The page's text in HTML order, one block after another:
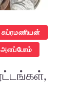
சுப்ரமணியன்